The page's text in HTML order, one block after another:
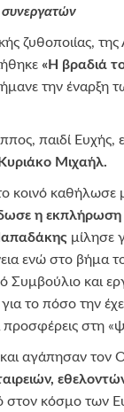
ζυθοποιίας,
«Η βραδιά
την έναρξη
παιδί Ευχής,
Μιχαήλ.
κοινό καθήλωσε
η εκπλήρωση
μίλησε
ενώ στο βήμα
Συμβούλιο και
το πόσο την
στη
αγάπησαν τον
στον κόσμο των